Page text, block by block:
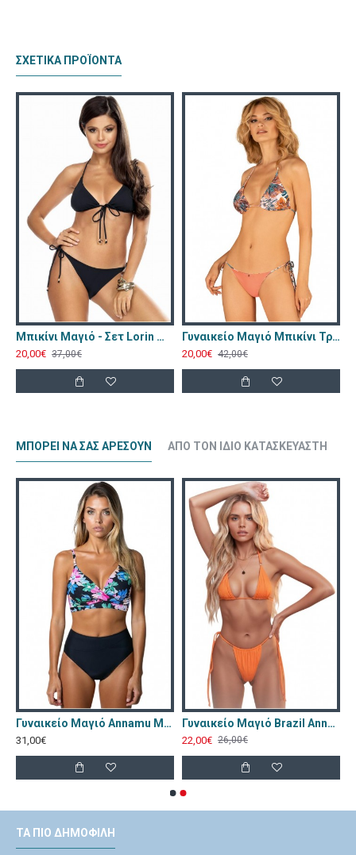
ΣΧΕΤΙΚΆ ΠΡΟΪΟΝΤΑ
Μπικίνι Μαγιό - Σετ Lorin Μαύρο L-1134
20,00€ 37,00€
Γυναικείο Μαγιό Μπικίνι Τριγωνάκι Obsessive Tropicanes Φλοραλ Σομον OB5799
20,00€ 42,00€
ΜΠΟΡΕΊ ΝΑ ΣΑΣ ΑΡΈΣΟΥΝ ΑΠΌ ΤΟΝ ΊΔΙΟ ΚΑΤΑΣΚΕΥΑΣΤΉ
Γυναικείο Μαγιό Annamu Μαύρο Φλοράλ A-1084
31,00€
Γυναικείο Μαγιό Brazil Annamu Πορτοκαλί A-1053
22,00€ 26,00€
ΤΑ ΠΙΟ ΔΗΜΟΦΙΛΉ